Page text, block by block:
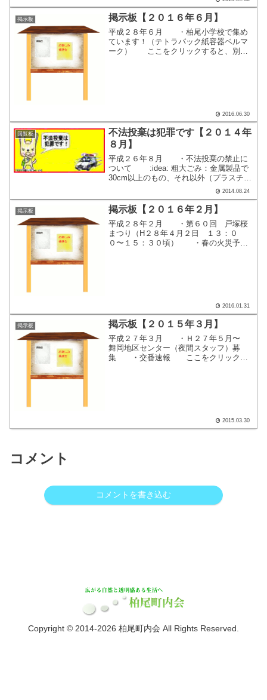
掲示板 掲示板【２０１６年６月】
平成２８年６月 ・柏尾小学校で集め
ています！（テトラパック紙容器ベルマ
ーク） ここをクリックすると、別画
2016.06.30
回覧板
不法投棄は犯罪です【２０１４年
８月】
平成２６年８月 ・不法投棄の禁止に
ついて :idea: 粗大ごみ：金属製品で
30cm以上のもの、それ以外（プラスチッ
ク商品、木製品など）で50㎝以上のもの
を対象とします。 ⇒粗大ごみ受付センタ
ー（℡戸塚区0570-045-240） ...
2014.08.24
掲示板 掲示板【２０１６年２月】
平成２８年２月 ・第６０回 戸塚桜
まつり（H２８年４月２日 １３：０
０〜１５：３０頃） ・春の火災予防
2016.01.31
掲示板 掲示板【２０１５年３月】
平成２７年３月 ・Ｈ２７年５月〜
舞岡地区センター（夜間スタッフ）募
集 ・交番速報 ここをクリックす
2015.03.30
コメント
コメントを書き込む
Copyright © 2014-2026 柏尾町内会 All Rights Reserved.